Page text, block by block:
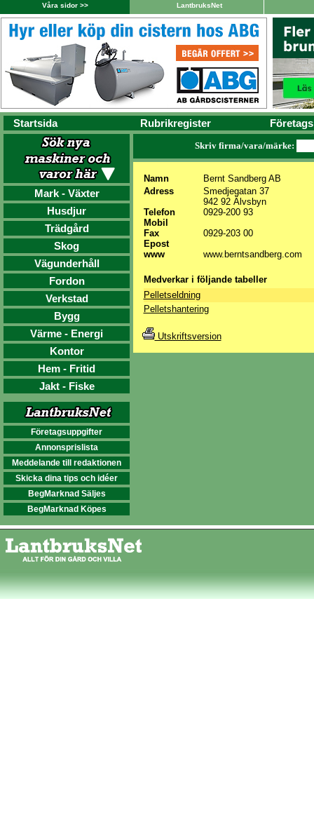
Våra sidor >> LantbruksNet
Startsida Rubrikregister
Mark - Växter
Husdjur
Trädgård
Skog
Vägunderhåll
Fordon
Verkstad
Bygg
Värme - Energi
Kontor
Hem - Fritid
Jakt - Fiske
Företagsuppgifter
Annonsprislista
Meddelande till redaktionen
Skicka dina tips och idéer
BegMarknad Säljes
BegMarknad Köpes
Skriv firma/vara/märke:
Namn
Bernt Sandberg AB
Adress
Smedjegatan 37
942 92 Älvsbyn
Telefon
0929-200 93
Mobil
Fax
0929-203 00
Epost
www
www.berntsandberg.com
Medverkar i följande tabeller
Pelletseldning
Pelletshantering
Utskriftsversion